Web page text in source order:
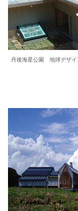
丹後海星公園 地球デザ